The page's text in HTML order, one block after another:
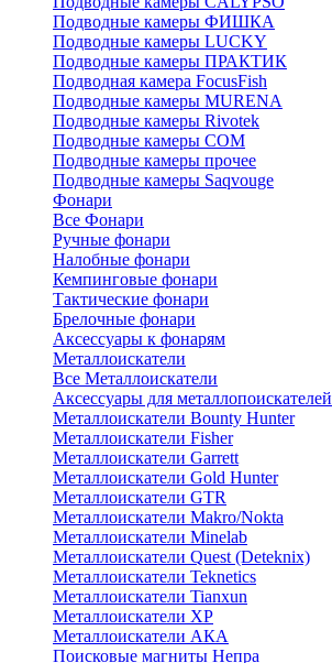
Подводные камеры ФИШКА
Подводные камеры LUCKY
Подводные камеры ПРАКТИК
Подводная камера FocusFish
Подводные камеры MURENA
Подводные камеры Rivotek
Подводные камеры СОМ
Подводные камеры прочее
Подводные камеры Saqvouge
Фонари
Все Фонари
Ручные фонари
Налобные фонари
Кемпинговые фонари
Тактические фонари
Брелочные фонари
Аксессуары к фонарям
Металлоискатели
Все Металлоискатели
Аксессуары для металлопоискателей
Металлоискатели Bounty Hunter
Металлоискатели Fisher
Металлоискатели Garrett
Металлоискатели Gold Hunter
Металлоискатели GTR
Металлоискатели Makro/Nokta
Металлоискатели Minelab
Металлоискатели Quest (Deteknix)
Металлоискатели Teknetics
Металлоискатели Tianxun
Металлоискатели XP
Металлоискатели АКА
Поисковые магниты Непра